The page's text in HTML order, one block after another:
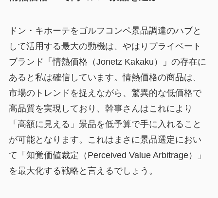
ドン・キホーテをゴルフコンペ景品調達のハブと
して活用する最大の動機は、やはりプライベート
ブランド「情熱価格（Jonetz Kakaku）」の存在に
あると私は確信しています。情熱価格の商品は、
市場のトレンドを捉えながら、驚異的な低価格で
高品質を実現しており、幹事さんはこれにより
「高額に見える」景品を低予算で手に入れること
が可能となります。これはまさに景品選定におい
て「知覚価値裁定（Perceived Value Arbitrage）」
を最大化する戦略と言えるでしょう。